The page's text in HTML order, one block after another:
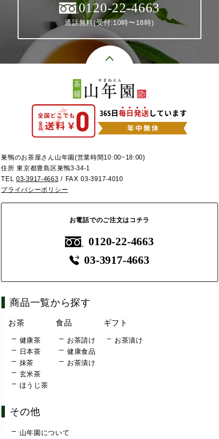
0120-22-4663
通話無料(受付:10時〜18時)
巣鴨のお茶屋さん山年園(営業時間10:00~18:00)
住所 東京都豊島区巣鴨3-34-1
TEL03-3917-4663 / FAX 03-3917-4010
プライバシーポリシー
お電話でのご注文はコチラ
0120-22-4663
03-3917-4663
商品一覧から探す
お茶
健康茶
日本茶
抹茶
玄米茶
ほうじ茶
食品
お茶請け
健康食品
お茶漬け
ギフト
お茶漬け
その他
山年園について